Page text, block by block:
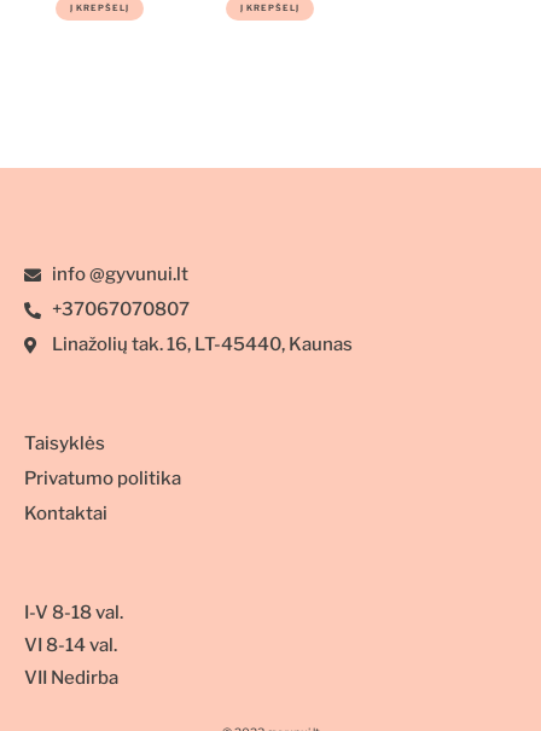
Į KREPŠELĮ Į KREPŠELĮ
info @gyvunui.lt
+37067070807
Linažolių tak. 16, LT-45440, Kaunas
Taisyklės
Privatumo politika
Kontaktai
I-V 8-18 val.
VI 8-14 val.
VII Nedirba